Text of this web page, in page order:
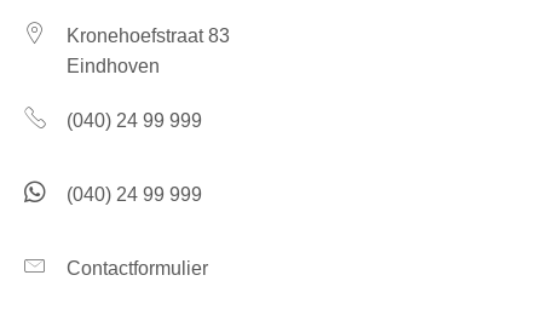
Kronehoefstraat 83
Eindhoven
(040) 24 99 999
(040) 24 99 999
Contactformulier